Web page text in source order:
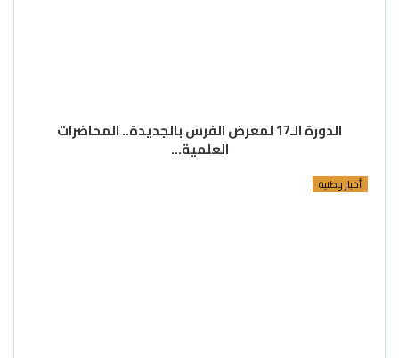
الدورة الـ17 لمعرض الفرس بالجديدة.. المحاضرات
العلمية…
أخبار وطنية